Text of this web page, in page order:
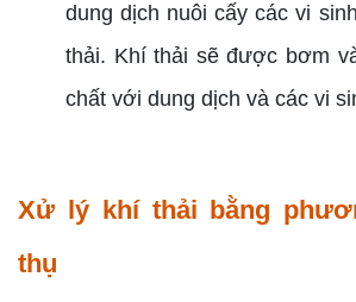
dung dịch nuôi cấy các vi
thải. Khí thải sẽ được bơm
chất với dung dịch và các vi
Xử lý khí thải bằng
thụ